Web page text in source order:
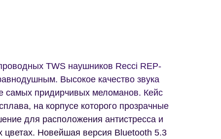
TWS наушников Recci REP-
Высокое качество звука
самых придирчивых меломанов. Кейс
на корпусе которого прозрачные
для расположения антистресса и
цветах. Новейшая версия Bluetоoth 5.3